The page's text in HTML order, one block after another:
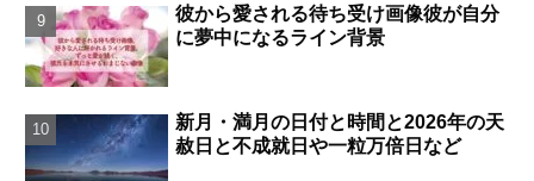
彼から愛される待ち受け画像彼が自分
に夢中になるライン背景
新月・満月の日付と時間と2026年の天
赦日と不成就日や一粒万倍日など